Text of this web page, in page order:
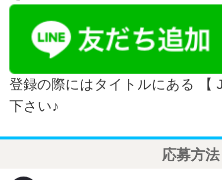
登録の際にはタイトルにある 【
下さい♪
応募方法